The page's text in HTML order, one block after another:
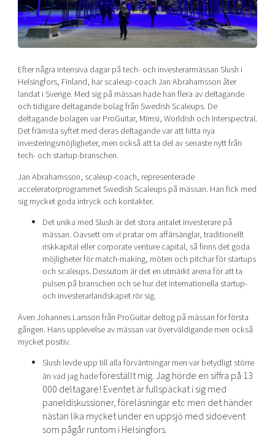
Shaping cities and regions
East Sweden Tech Women
Reversed mentorship
Current offers and activities
Upscaling
Talent & skills
Startup & industry collaboration
Offers to boost your business
Funding opportunities
Our community of companies
Projects
Publications
Project toolbox
Our clusters
Reach out to us
Locations
Today's lunch in Mjärdevi
Efter några intensiva dagar på tech- och investerarmässan Slush i
Helsingfors, Finland, har scaleup-coach Jan Abrahamsson åter
landat i Sverige. Med sig på mässan hade han flera av deltagande
och tidigare deltagande bolag från Swedish Scaleups. De
deltagande bolagen var ProGuitar, Mimsi, Worldish och Interspectral.
Det främsta syftet med deras deltagande var att hitta nya
investeringsmöjligheter, men också att ta del av senaste nytt från
tech- och startup-branschen.
Jan Abrahamsson, scaleup-coach, representerade
acceleratorprogrammet Swedish Scaleups på mässan. Han fick med
sig mycket goda intryck och kontakter.
Det unika med Slush är det stora antalet investerare på
mässan. Oavsett om vi pratar om affärsänglar, traditionellt
riskkapital eller corporate venture capital, så finns det goda
möjligheter för match-making, möten och pitchar för startups
och scaleups. Dessutom är det en utmärkt arena för att ta
pulsen på branschen och se hur det internationella startup-
och investerarlandskapet rör sig.
Även Johannes Larsson från ProGuitar deltog på mässan för första
gången. Hans upplevelse av mässan var överväldigande men också
mycket positiv.
Slush levde upp till alla förväntningar men var betydligt större
än vad jag hadeföreställt mig. Jag hörde en siffra på 13
000 deltagare! Eventet är fullspäckat i sigmed
paneldiskussioner, föreläsningar etc men det händer
nästan lika mycketunder en uppsjö med sidoevent
som pågår runtom i Helsingfors.